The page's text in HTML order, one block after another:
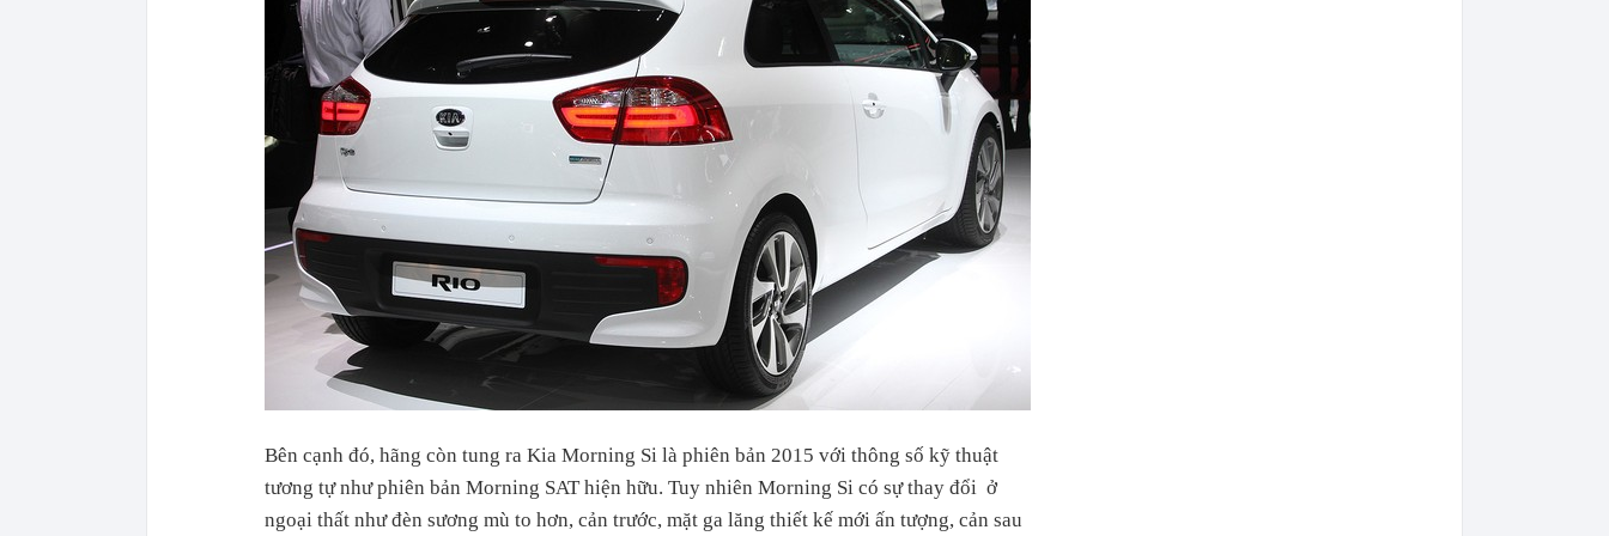
Bên cạnh đó, hãng còn tung ra Kia Morning Si là phiên bản 2015 với thông số kỹ thuật
tương tự như phiên bản Morning SAT hiện hữu. Tuy nhiên Morning Si có sự thay đổi ở
ngoại thất như đèn sương mù to hơn, cản trước, mặt ga lăng thiết kế mới ấn tượng, cản sau